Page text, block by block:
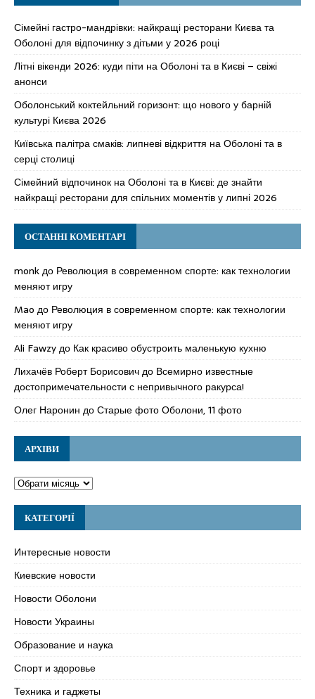
Сімейні гастро-мандрівки: найкращі ресторани Києва та
Оболоні для відпочинку з дітьми у 2026 році
Літні вікенди 2026: куди піти на Оболоні та в Києві – свіжі
анонси
Оболонський коктейльний горизонт: що нового у барній
культурі Києва 2026
Київська палітра смаків: липневі відкриття на Оболоні та в
серці столиці
Сімейний відпочинок на Оболоні та в Києві: де знайти
найкращі ресторани для спільних моментів у липні 2026
ОСТАННІ КОМЕНТАРІ
monkдо Революция в современном спорте: как технологии
меняют игру
Mao до Революция в современном спорте: как технологии
меняют игру
Ali Fawzyдо Как красиво обустроить маленькую кухню
Лихачёв Роберт Борисовичдо Всемирно известные
достопримечательности с непривычного ракурса!
Олег Наронин доСтарые фото Оболони, 11 фото
АРХІВИ
КАТЕГОРІЇ
Интересные новости
Киевские новости
Новости Оболони
Новости Украины
Образование и наука
Спорт и здоровье
Техника и гаджеты